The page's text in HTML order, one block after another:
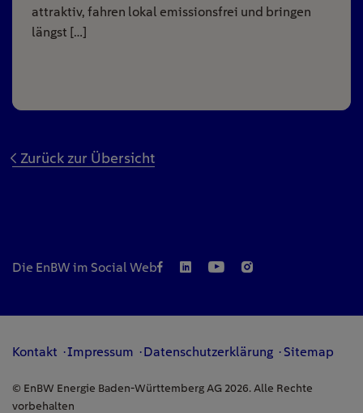
attraktiv, fahren lokal emissionsfrei und bringen
längst […]
Zurück zur Übersicht
Die EnBW im Social Web
Kontakt Impressum Datenschutzerklärung Sitemap
© EnBW Energie Baden-Württemberg AG 2026. Alle Rechte
vorbehalten